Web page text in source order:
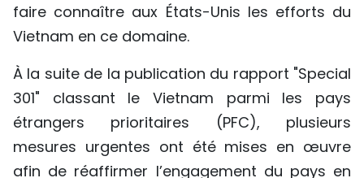
faire connaître aux États-Unis les efforts du
Vietnam en ce domaine.
À la suite de la publication du rapport "Special
301" classant le Vietnam parmi les pays
étrangers prioritaires (PFC), plusieurs
mesures urgentes ont été mises en œuvre
afin de réaffirmer l’engagement du pays en